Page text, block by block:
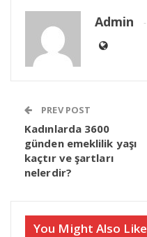
Admin
PREV POST
Kadınlarda 3600
günden emeklilik yaşı
kaçtır ve şartları
nelerdir?
You Might Also Like